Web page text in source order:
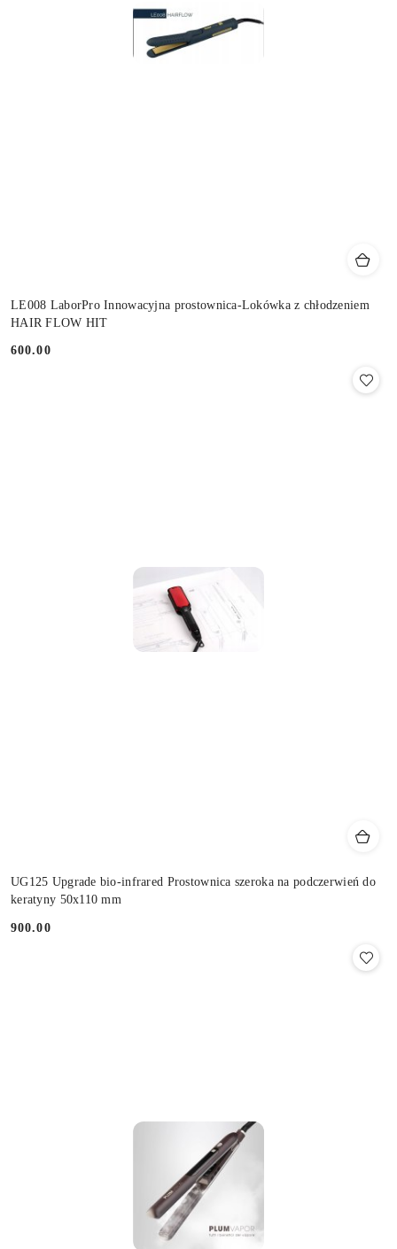
LE008 LaborPro Innowacyjna prostownica-Lokówka z chłodzeniem
HAIR FLOW HIT
Cena:
600.00
UG125 Upgrade bio-infrared Prostownica szeroka na podczerwień do
keratyny 50x110 mm
Cena:
900.00